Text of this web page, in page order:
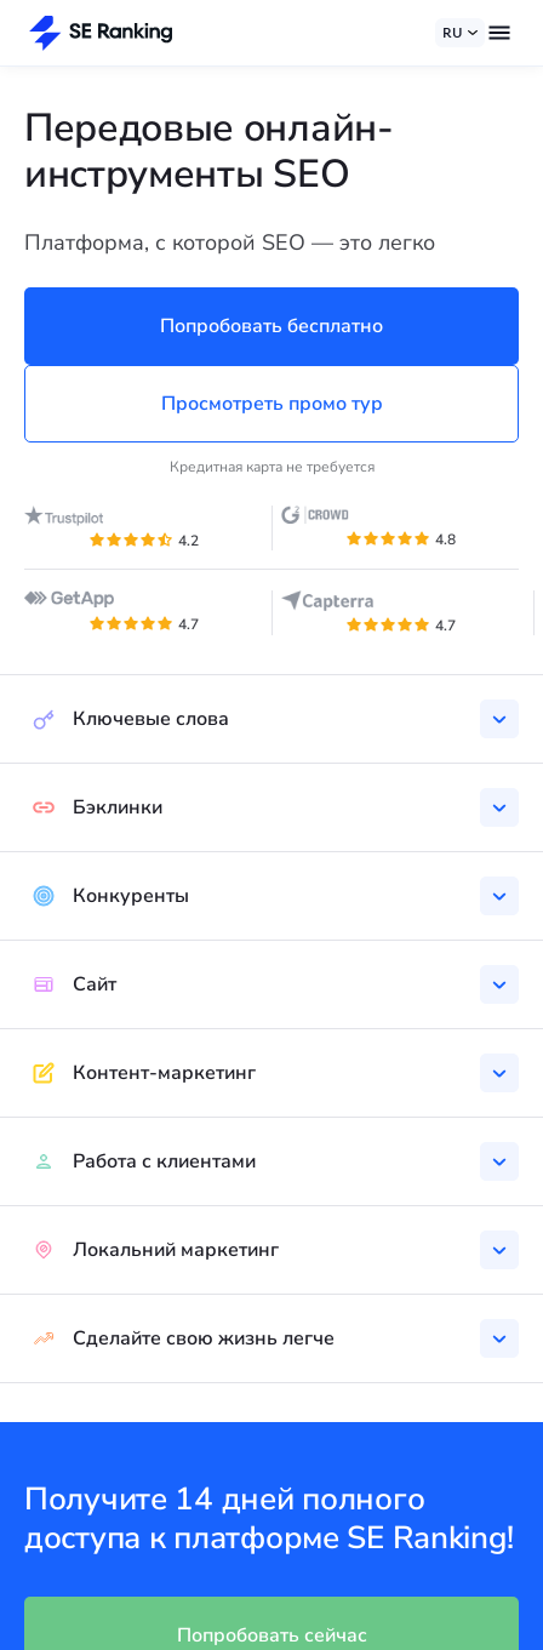
RU
Передовые онлайн-
инструменты SEO
Платформа, с которой SEO — это легко
Попробовать бесплатно
Просмотреть промо тур
Кредитная карта не требуется
4.2 4.8
4.7 4.7
Ключевые слова
Бэклинки
Конкуренты
Cайт
Контент-маркетинг
Работа с клиентами
Локальний маркетинг
Сделайте свою жизнь легче
Получите 14 дней полного
доступа к платформе SE Ranking!
Попробовать сейчас